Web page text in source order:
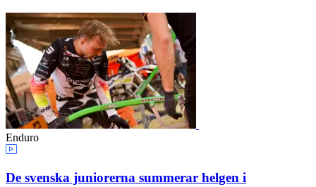
Enduro
De svenska juniorerna summerar helgen i